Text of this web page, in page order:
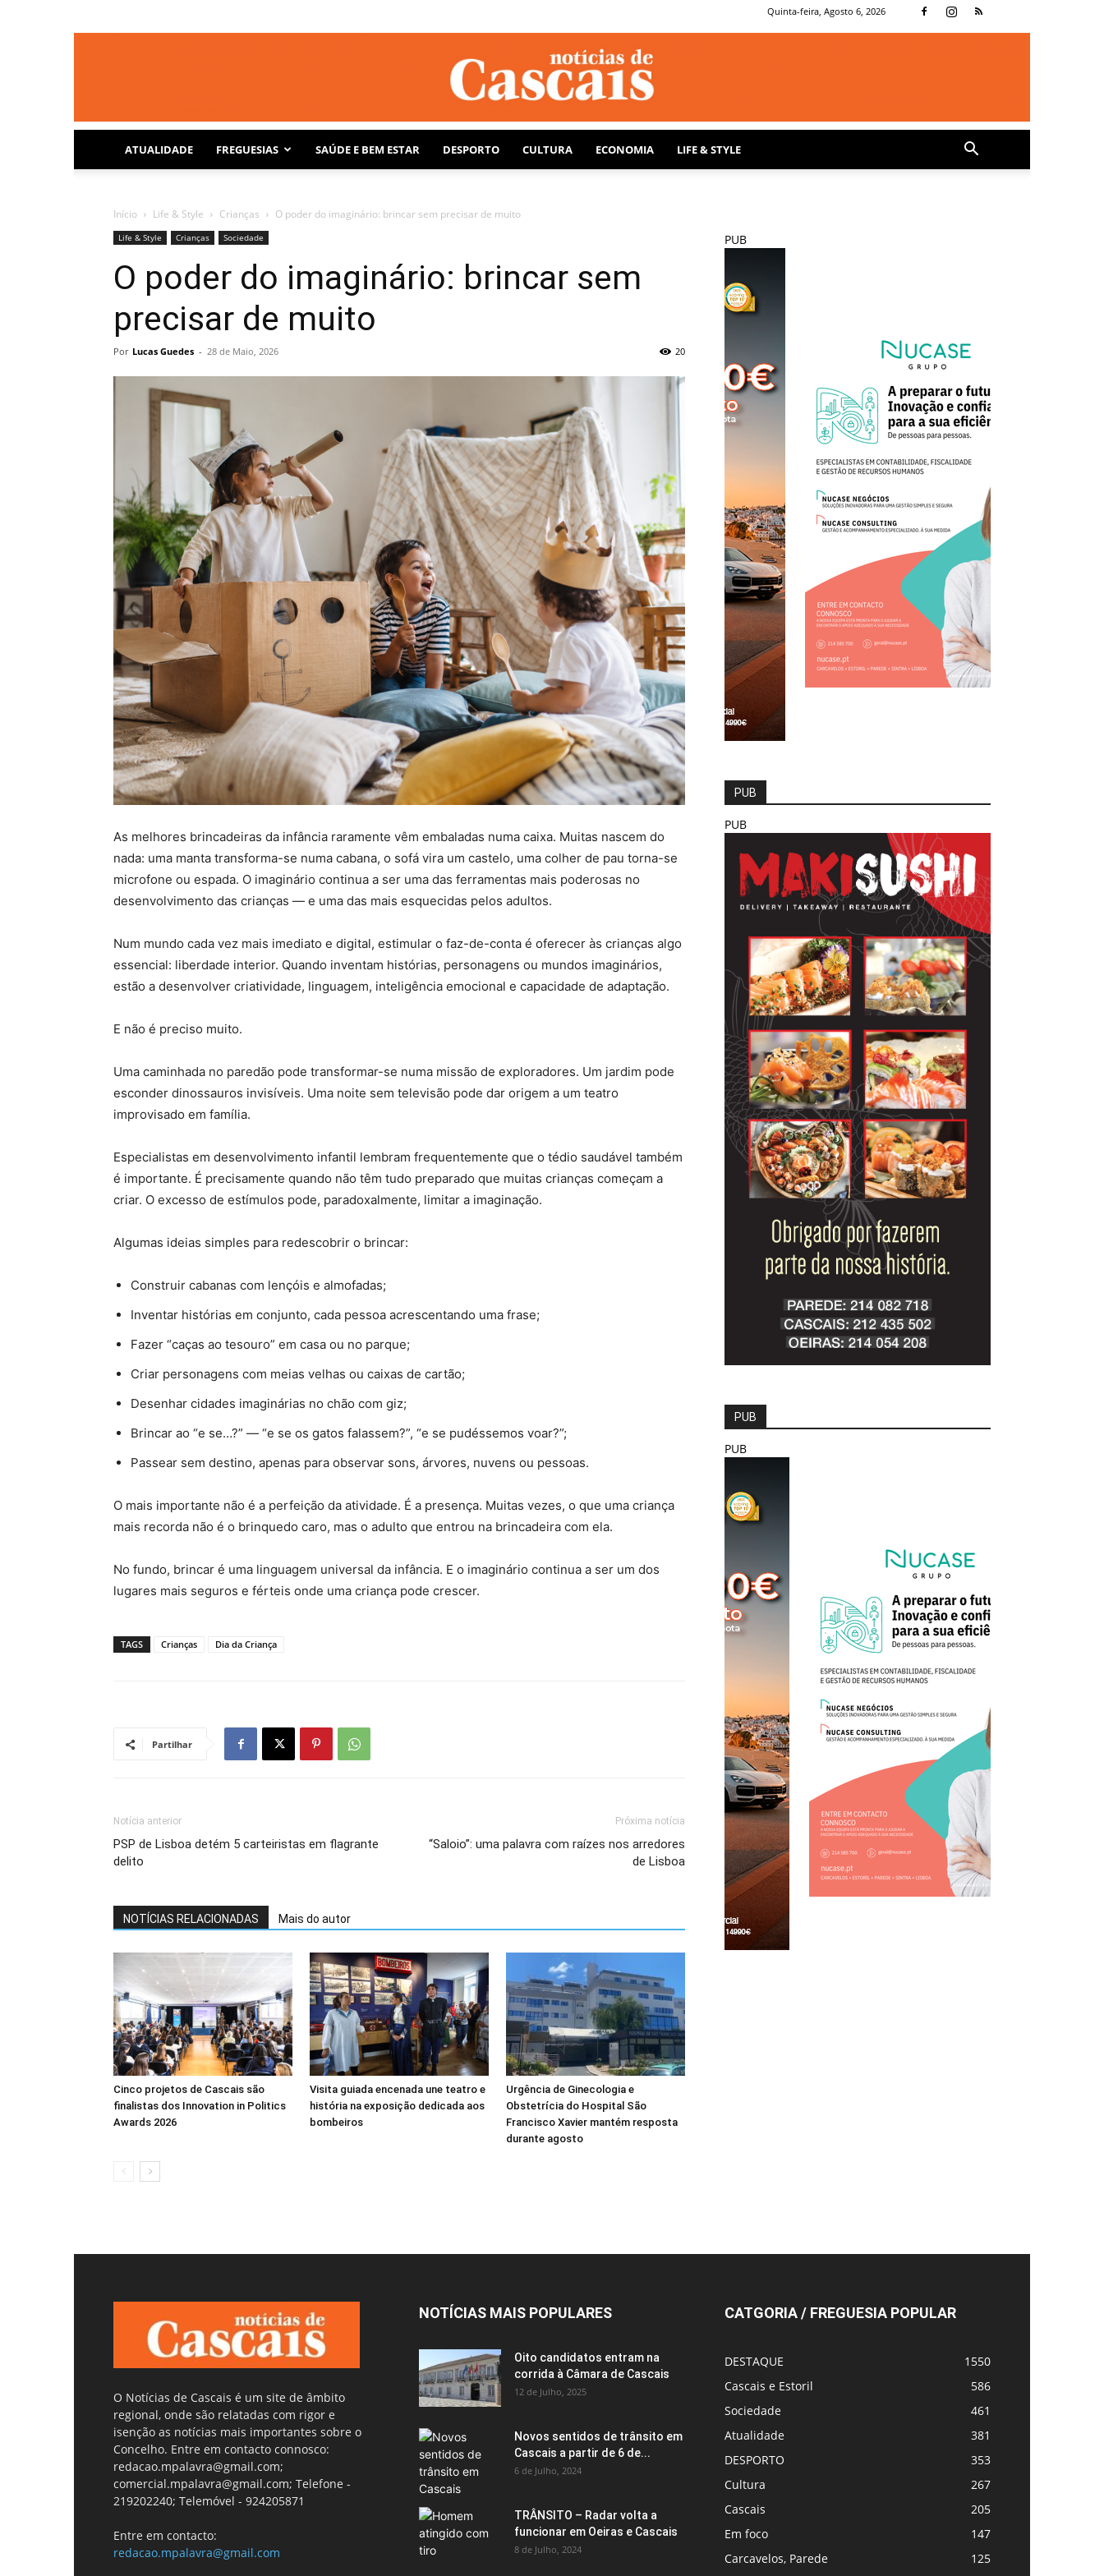
Quinta-feira, Agosto 6, 2026
Notícias
de
Cascais
ATUALIDADE FREGUESIAS SAÚDE E BEM ESTAR DESPORTO CULTURA ECONOMIA LIFE & STYLE
Início Life & Style Crianças O poder do imaginário: brincar sem precisar de muito
Life & Style Crianças Sociedade
O poder do imaginário: brincar sem
precisar de muito
Por Lucas Guedes - 28 de Maio, 2026 20
As melhores brincadeiras da infância raramente vêm embaladas numa caixa. Muitas nascem do
nada: uma manta transforma-se numa cabana, o sofá vira um castelo, uma colher de pau torna-se
microfone ou espada. O imaginário continua a ser uma das ferramentas mais poderosas no
desenvolvimento das crianças — e uma das mais esquecidas pelos adultos.
Num mundo cada vez mais imediato e digital, estimular o faz-de-conta é oferecer às crianças algo
essencial: liberdade interior. Quando inventam histórias, personagens ou mundos imaginários,
estão a desenvolver criatividade, linguagem, inteligência emocional e capacidade de adaptação.
E não é preciso muito.
Uma caminhada no paredão pode transformar-se numa missão de exploradores. Um jardim pode
esconder dinossauros invisíveis. Uma noite sem televisão pode dar origem a um teatro
improvisado em família.
Especialistas em desenvolvimento infantil lembram frequentemente que o tédio saudável também
é importante. É precisamente quando não têm tudo preparado que muitas crianças começam a
criar. O excesso de estímulos pode, paradoxalmente, limitar a imaginação.
Algumas ideias simples para redescobrir o brincar:
Construir cabanas com lençóis e almofadas;
Inventar histórias em conjunto, cada pessoa acrescentando uma frase;
Fazer “caças ao tesouro” em casa ou no parque;
Criar personagens com meias velhas ou caixas de cartão;
Desenhar cidades imaginárias no chão com giz;
Brincar ao “e se…?” — “e se os gatos falassem?”, “e se pudéssemos voar?”;
Passear sem destino, apenas para observar sons, árvores, nuvens ou pessoas.
O mais importante não é a perfeição da atividade. É a presença. Muitas vezes, o que uma criança
mais recorda não é o brinquedo caro, mas o adulto que entrou na brincadeira com ela.
No fundo, brincar é uma linguagem universal da infância. E o imaginário continua a ser um dos
lugares mais seguros e férteis onde uma criança pode crescer.
TAGS Crianças Dia da Criança
Partilhar
Notícia anterior
PSP de Lisboa detém 5 carteiristas em flagrante
delito
Próxima notícia
“Saloio”: uma palavra com raízes nos arredores
de Lisboa
NOTÍCIAS RELACIONADAS Mais do autor
Cinco projetos de Cascais são
finalistas dos Innovation in Politics
Awards 2026
Visita guiada encenada une teatro e
história na exposição dedicada aos
bombeiros
Urgência de Ginecologia e
Obstetrícia do Hospital São
Francisco Xavier mantém resposta
durante agosto
PUB
PUB
PUB
PUB
PUB
O Notícias de Cascais é um site de âmbito
regional, onde são relatadas com rigor e
isenção as notícias mais importantes sobre o
Concelho. Entre em contacto connosco:
redacao.mpalavra@gmail.com;
comercial.mpalavra@gmail.com; Telefone -
219202240; Telemóvel - 924205871
Entre em contacto:
redacao.mpalavra@gmail.com
NOTÍCIAS MAIS POPULARES
Oito candidatos entram na
corrida à Câmara de Cascais
12 de Julho, 2025
Novos sentidos de trânsito em
Cascais a partir de 6 de...
6 de Julho, 2024
TRÂNSITO – Radar volta a
funcionar em Oeiras e Cascais
8 de Julho, 2024
CATGORIA / FREGUESIA POPULAR
DESTAQUE
1550
Cascais e Estoril
586
Sociedade
461
Atualidade
381
DESPORTO
353
Cultura
267
Cascais
205
Em foco
147
Carcavelos, Parede
125